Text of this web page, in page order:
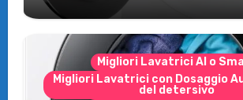
Migliori Lavatrici AI o
Migliori Lavatrici con Dosaggio
del detersivo